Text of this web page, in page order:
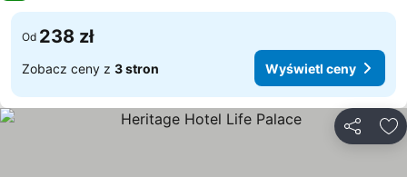
Od 238 zł
Zobacz ceny z 3 stron Wyświetl ceny